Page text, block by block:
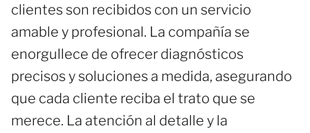
clientes son recibidos con un servicio
amable y profesional. La compañía se
enorgullece de ofrecer diagnósticos
precisos y soluciones a medida, asegurando
que cada cliente reciba el trato que se
merece. La atención al detalle y la